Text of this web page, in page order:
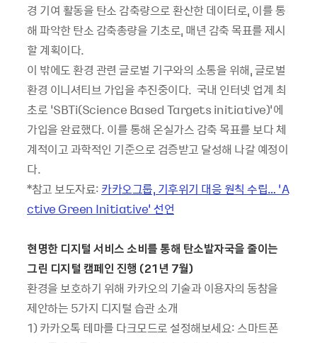
경 기여 활동을 탄소 감축량으로 환산한 데이터로, 이를 통
해 파악한 탄소 감축총량을 기초로, 매년 감축 목표를 제시
할 계획이다.
이 밖에도 환경 관련 글로벌 기구와의 소통을 위해, 글로벌
환경 이니셔티브 가입을 추진중이다. 국내 인터넷 업계 최
초로 ‘SBTi(Science Based Targets initiative)’에
가입을 완료했다. 이를 통해 온실가스 감축 목표를 보다 체
계적이고 과학적인 기준으로 검증받고 달성해 나갈 예정이
다.
*참고 보도자료: 카카오그룹, 기후위기 대응 원칙 수립… ‘A
ctive Green Initiative’ 선언
현명한 디지털 서비스 소비를 통해 탄소발자국을 줄이는
그린 디지털 캠페인 진행 (21 년 7월)
환경을 보호하기 위해 카카오의 기술과 이용자의 동참을
제안하는 5가지 디지털 습관 소개
1) 카카오톡 테마를 다크모드로 설정해보세요: 스마트폰